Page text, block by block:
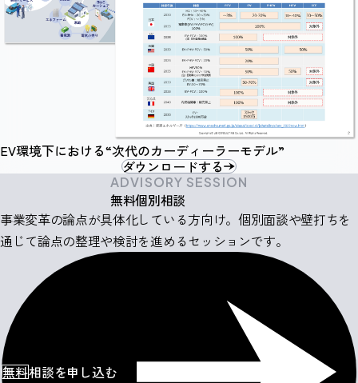
EV環境下における“次代のカーディーラーモデル”
ダウンロードする
ADVISORY SESSION
無料個別相談
事業変革の論点が具体化している方向け。個別面談や壁打ちを
通じて論点の整理や検討を進めるセッションです。
無料相談を申し込む